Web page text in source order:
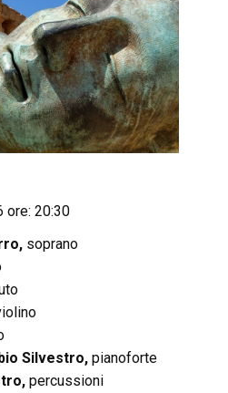
ore: 20:30
soprano
Silvestro, pianoforte
percussioni